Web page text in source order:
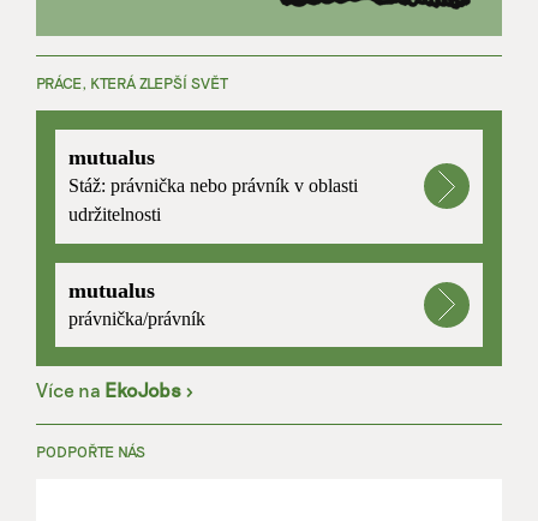
PRÁCE, KTERÁ ZLEPŠÍ SVĚT
mutualus
Stáž: právnička nebo právník v oblasti
udržitelnosti
mutualus
právnička/právník
Více na EkoJobs >
PODPOŘTE NÁS